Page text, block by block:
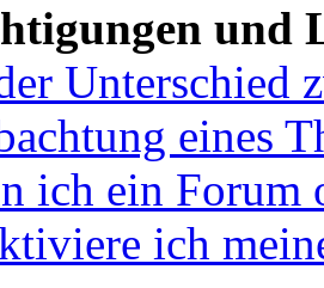
und
Unterschied
eines
ich ein Forum
ich